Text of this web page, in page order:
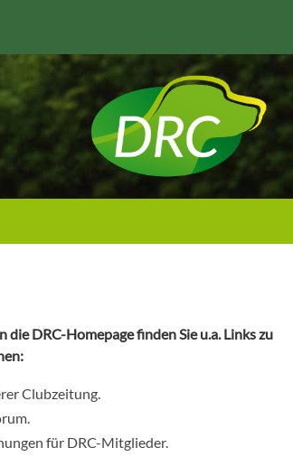
die DRC-Homepage finden Sie u.a. Links zu
Clubzeitung.
für DRC-Mitglieder.